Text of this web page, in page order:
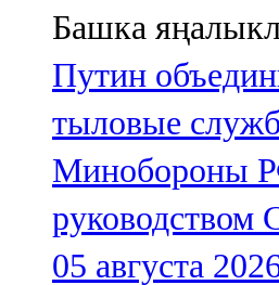
Башка
Путин
тыловые
Минобороны
руководством
05 августа